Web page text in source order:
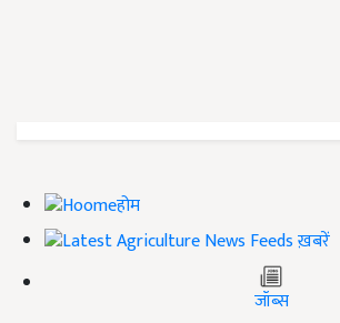
होम
ख़बरें
जॉब्स